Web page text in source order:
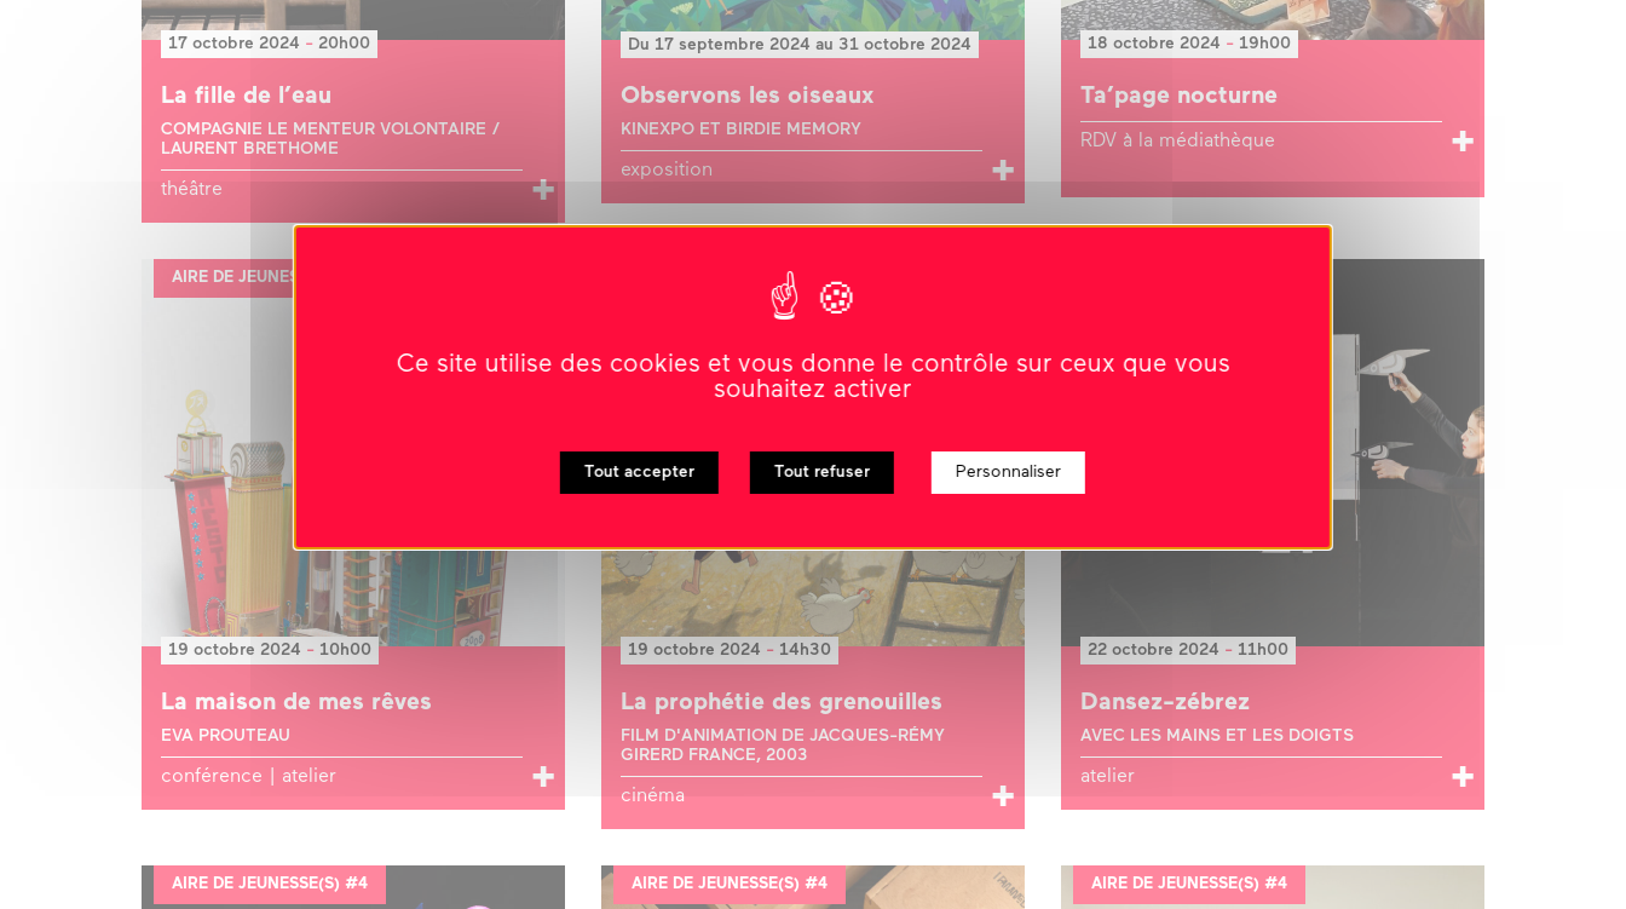
17 octobre 2024 - 20h00
La fille de l’eau
COMPAGNIE LE MENTEUR VOLONTAIRE /
LAURENT BRETHOME
théâtre
Du 17 septembre 2024 au 31 octobre 2024
Observons les oiseaux
KINEXPO ET BIRDIE MEMORY
exposition
18 octobre 2024 - 19h00
Ta’page nocturne
RDV à la médiathèque
AIRE DE JEUNESSE(S) #4
19 octobre 2024 - 10h00
La maison de mes rêves
EVA PROUTEAU
conférence | atelier
AIRE DE JEUNESSE(S) #4
19 octobre 2024 - 14h30
La prophétie des grenouilles
FILM D'ANIMATION DE JACQUES-RÉMY
GIRERD FRANCE, 2003
cinéma
22 octobre 2024 - 11h00
Dansez-zébrez
AVEC LES MAINS ET LES DOIGTS
atelier
AIRE DE JEUNESSE(S) #4 AIRE DE JEUNESSE(S) #4 AIRE DE JEUNESSE(S) #4
Ce site utilise des cookies et vous donne le contrôle sur ceux que vous
souhaitez activer
Tout accepter Tout refuser Personnaliser